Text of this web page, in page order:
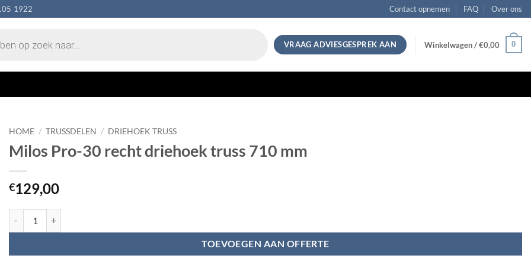
1922 Contact opnemen FAQ Over ons
VRAAG ADVIESGESPREK AAN Winkelwagen /€0,00 0
HOME / TRUSSDELEN / DRIEHOEK TRUSS
Milos Pro-30 recht driehoek truss 710 mm
€129,00
TOEVOEGEN AAN OFFERTE